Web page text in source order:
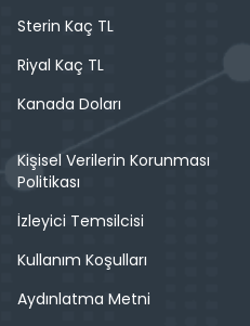
Sterin Kaç TL
Riyal Kaç TL
Kanada Doları
Kişisel Verilerin Korunması
Politikası
İzleyici Temsilcisi
Kullanım Koşulları
Aydınlatma Metni